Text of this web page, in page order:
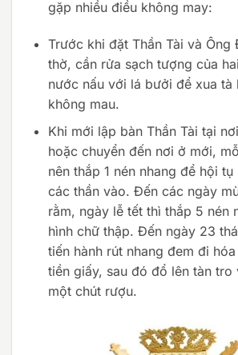
gặp nhiều điều không may:
Trước khi đặt Thần Tài và Ông
thờ, cần rửa sạch tượng của
nước nấu với lá bưởi để xua tà
không mau.
Khi mới lập bàn Thần Tài tại
hoặc chuyển đến nơi ở mới,
nên thắp 1 nén nhang để hội
các thần vào. Đến các ngày
rằm, ngày lễ tết thì thắp 5 nén
hình chữ thập. Đến ngày 23
tiến hành rút nhang đem đi
tiền giấy, sau đó đổ lên tàn tro
một chút rượu.